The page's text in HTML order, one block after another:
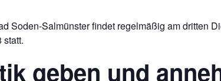
Soden-Salmünster findet regelmäßig am dritten
statt.
geben und